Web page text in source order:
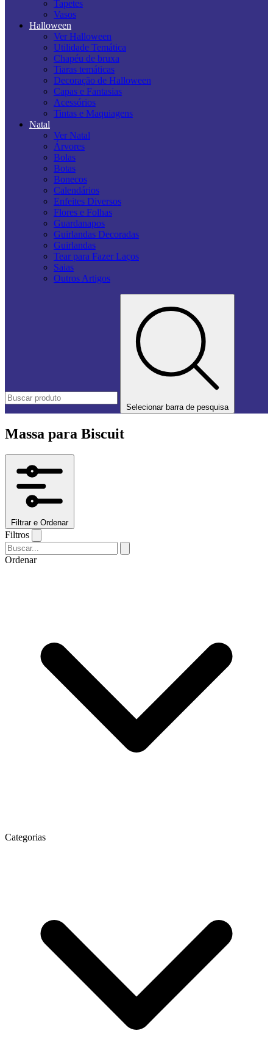
Tapetes
Vasos
Halloween
Ver Halloween
Utilidade Temática
Chapéu de bruxa
Tiaras temáticas
Decoração de Halloween
Capas e Fantasias
Acessórios
Tintas e Maquiagens
Natal
Ver Natal
Árvores
Bolas
Botas
Bonecos
Calendários
Enfeites Diversos
Flores e Folhas
Guardanapos
Guirlandas Decoradas
Guirlandas
Tear para Fazer Laços
Saias
Outros Artigos
Selecionar barra de pesquisa
Massa para Biscuit
Filtrar e Ordenar
Filtros
Ordenar
Categorias